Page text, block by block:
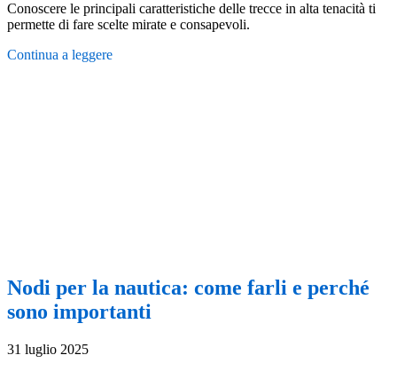
Conoscere le principali caratteristiche delle trecce in alta tenacità ti
permette di fare scelte mirate e consapevoli.
Continua a leggere
Nodi per la nautica: come farli e perché
sono importanti
31 luglio 2025